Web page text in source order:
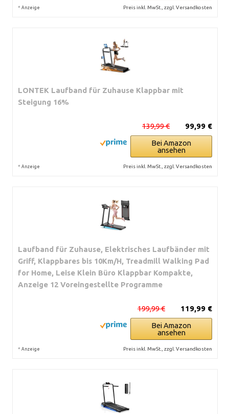
* Anzeige Preis inkl. MwSt., zzgl. Versandkosten
LONTEK Laufband für Zuhause Klappbar mit
Steigung 16%
99,99 €
139,99 €
Bei Amazon
ansehen
* Anzeige Preis inkl. MwSt., zzgl. Versandkosten
Laufband für Zuhause, Elektrisches Laufbänder mit
Griff, Klappbares bis 10Km/H, Treadmill Walking Pad
for Home, Leise Klein Büro Klappbar Kompakte,
Anzeige 12 Voreingestellte Programme
119,99 €
199,99 €
Bei Amazon
ansehen
* Anzeige Preis inkl. MwSt., zzgl. Versandkosten